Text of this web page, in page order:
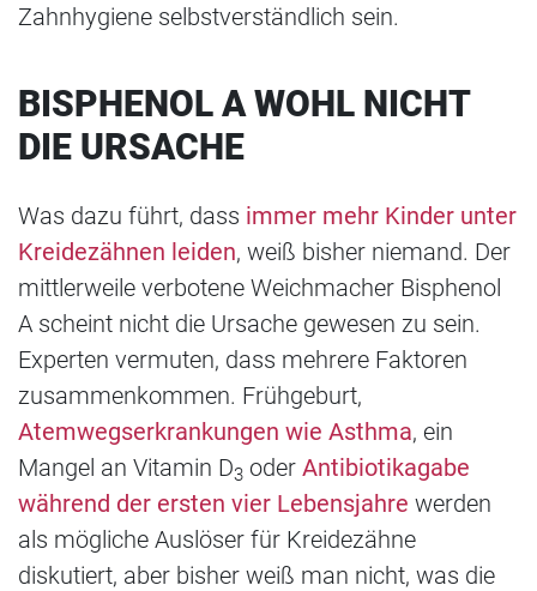
Zahnhygiene selbstverständlich sein.
BISPHENOL A WOHL NICHT
DIE URSACHE
Was dazu führt, dass immer mehr Kinder unter
Kreidezähnen leiden, weiß bisher niemand. Der
mittlerweile verbotene Weichmacher Bisphenol
A scheint nicht die Ursache gewesen zu sein.
Experten vermuten, dass mehrere Faktoren
zusammenkommen. Frühgeburt,
Atemwegserkrankungen wie Asthma, ein
Mangel an Vitamin D3 oder Antibiotikagabe
während der ersten vier Lebensjahre werden
als mögliche Auslöser für Kreidezähne
diskutiert, aber bisher weiß man nicht, was die